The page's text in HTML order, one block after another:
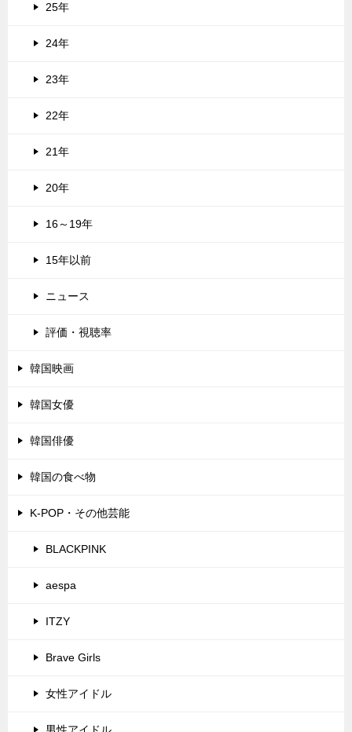
25年
24年
23年
22年
21年
20年
16～19年
15年以前
ニュース
評価・視聴率
韓国映画
韓国女優
韓国俳優
韓国の食べ物
K-POP・その他芸能
BLACKPINK
aespa
ITZY
Brave Girls
女性アイドル